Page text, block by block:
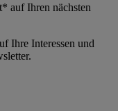
auf Ihren nächsten
Ihre Interessen und